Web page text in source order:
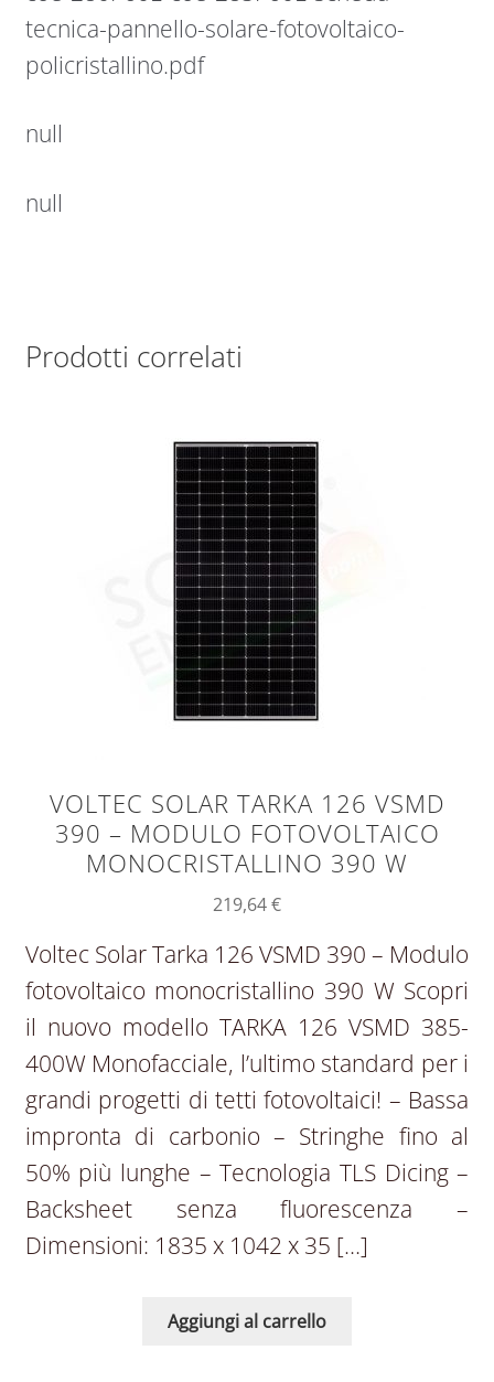
tecnica-pannello-solare-fotovoltaico-
policristallino.pdf
null
null
Prodotti correlati
VOLTEC SOLAR TARKA 126 VSMD
390 – MODULO FOTOVOLTAICO
MONOCRISTALLINO 390 W
219,64€
Voltec Solar Tarka 126 VSMD 390 – Modulo
fotovoltaico monocristallino 390 W Scopri
il nuovo modello TARKA 126 VSMD 385-
400W Monofacciale, l’ultimo standard per i
grandi progetti di tetti fotovoltaici! – Bassa
impronta di carbonio – Stringhe fino al
50% più lunghe – Tecnologia TLS Dicing –
Backsheet senza fluorescenza –
Dimensioni: 1835 x 1042 x 35 […]
Aggiungi al carrello